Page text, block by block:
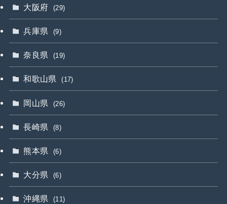
大阪府 (29)
兵庫県 (9)
奈良県 (19)
和歌山県 (17)
岡山県 (26)
長崎県 (8)
熊本県 (6)
大分県 (6)
沖縄県 (11)